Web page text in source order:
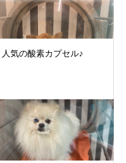
人気の酸素カプセル♪